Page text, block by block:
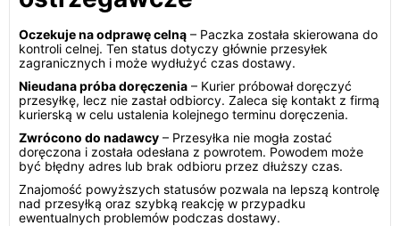
Oczekuje na odprawę celną – Paczka została skierowana do
kontroli celnej. Ten status dotyczy głównie przesyłek
zagranicznych i może wydłużyć czas dostawy.
Nieudana próba doręczenia – Kurier próbował doręczyć
przesyłkę, lecz nie zastał odbiorcy. Zaleca się kontakt z firmą
kurierską w celu ustalenia kolejnego terminu doręczenia.
Zwrócono do nadawcy – Przesyłka nie mogła zostać
doręczona i została odesłana z powrotem. Powodem może
być błędny adres lub brak odbioru przez dłuższy czas.
Znajomość powyższych statusów pozwala na lepszą kontrolę
nad przesyłką oraz szybką reakcję w przypadku
ewentualnych problemów podczas dostawy.